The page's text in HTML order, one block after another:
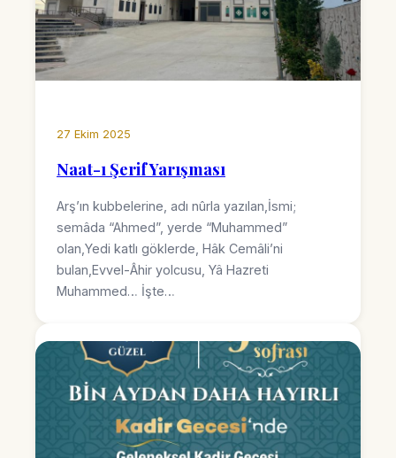
27 Ekim 2025
Naat-ı Şerif Yarışması
Arş’ın kubbelerine, adı nûrla yazılan,İsmi;
semâda “Ahmed”, yerde “Muhammed”
olan,Yedi katlı göklerde, Hâk Cemâli’ni
bulan,Evvel-Âhir yolcusu, Yâ Hazreti
Muhammed… İşte…